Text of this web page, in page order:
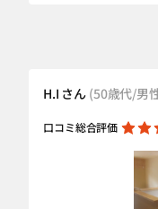
H.I さん (50歳代/男
口コミ総合評価